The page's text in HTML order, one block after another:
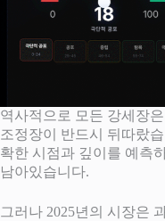
역사적으로 모든 강세장
조정장이 반드시 뒤따랐
확한 시점과 깊이를 예측
남아있습니다.
그러나 2025년의 시장은